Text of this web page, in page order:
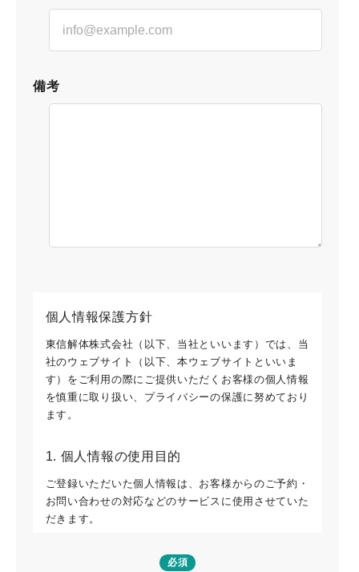
備考
個人情報保護方針
東信解体株式会社（以下、当社といいます）では、当
社のウェブサイト（以下、本ウェブサイトといいま
す）をご利用の際にご提供いただくお客様の個人情報
を慎重に取り扱い、プライバシーの保護に努めており
ます。
1. 個人情報の使用目的
ご登録いただいた個人情報は、お客様からのご予約・
お問い合わせの対応などのサービスに使用させていた
だきます。
2. 個人情報の取り扱いについて
必須